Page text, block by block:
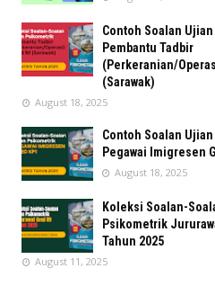
Contoh Soalan
Pembantu Tadbir
(Perkeranian/
(Sarawak)
August 18, 2025
Contoh Soalan
Pegawai Imigresen
August 18, 2025
Koleksi Soalan-
Psikometrik
Tahun 2025
August 11, 2025